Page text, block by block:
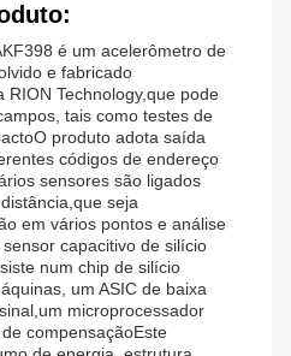
é um acelerômetro de
e fabricado
RION Technology,que pode
tais como testes de
produto adota saída
códigos de endereço
sensores são ligados
seja
em vários pontos e análise
capacitivo de silício
num chip de silício
um ASIC de baixa
microprocessador
compensaçãoEste